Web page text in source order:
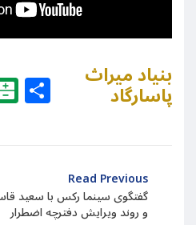
Balatarin
Share
بنیاد میراث
پاسارگاد
Read Previous
گفتگوی سینما رکس با سعید
و روند ویرایش دفترچه اضطرار